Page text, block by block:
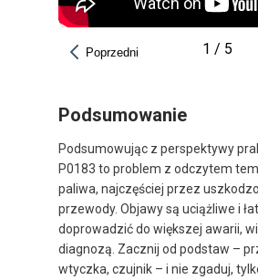
Poprzedni 1 / 5
Podsumowanie
Podsumowując z perspektywy
P0183 to problem z odczytem
paliwa, najczęściej przez
przewody. Objawy są uciążliwe i
doprowadzić do większej awarii,
diagnozą. Zacznij od podstaw –
wtyczka, czujnik – i nie zgaduj,